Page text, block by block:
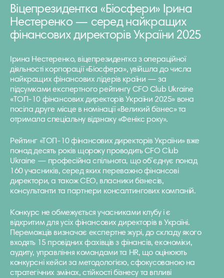
Віцепрезидентка «Біосфери» Ірина
Нестеренко — серед найкращих
фінансових директорів України 2025
Ірина Нестеренко, віцепрезидентка з операційної
діяльності корпорації «Біосфера», увійшла до числа
найкращих фінансових лідерів країни — за
підсумками експертного рейтингу CFO Club Ukraine
«ТОП-10 фінансових директорів України 2025» вона
посіла друге місце в номінації «Великий бізнес» та
отримала спеціальну відзнаку «Фенікс року».
Рейтинг «ТОП-10 фінансових директорів України» вже
понад десять років щороку проводить CFO Club
Ukraine — професійна спільнота, що об’єднує понад
160 учасників, серед яких переважно фінансові
директори, а також СЕО, власники бізнесів,
консультанти та партнери консалтингових компаній.
Конкурс не обмежується учасниками клубу і є
відкритим для усіх фінансових директорів в Україні.
Переможців визначає експертне журі, до складу якого
входять 15 провідних фахівців з фінансів, економіки,
аудиту, управління командами та HR, що оцінюють
конкурсні кейси за методологією, сфокусованою на
стратегічних змінах, стійкості бізнесу та впливі